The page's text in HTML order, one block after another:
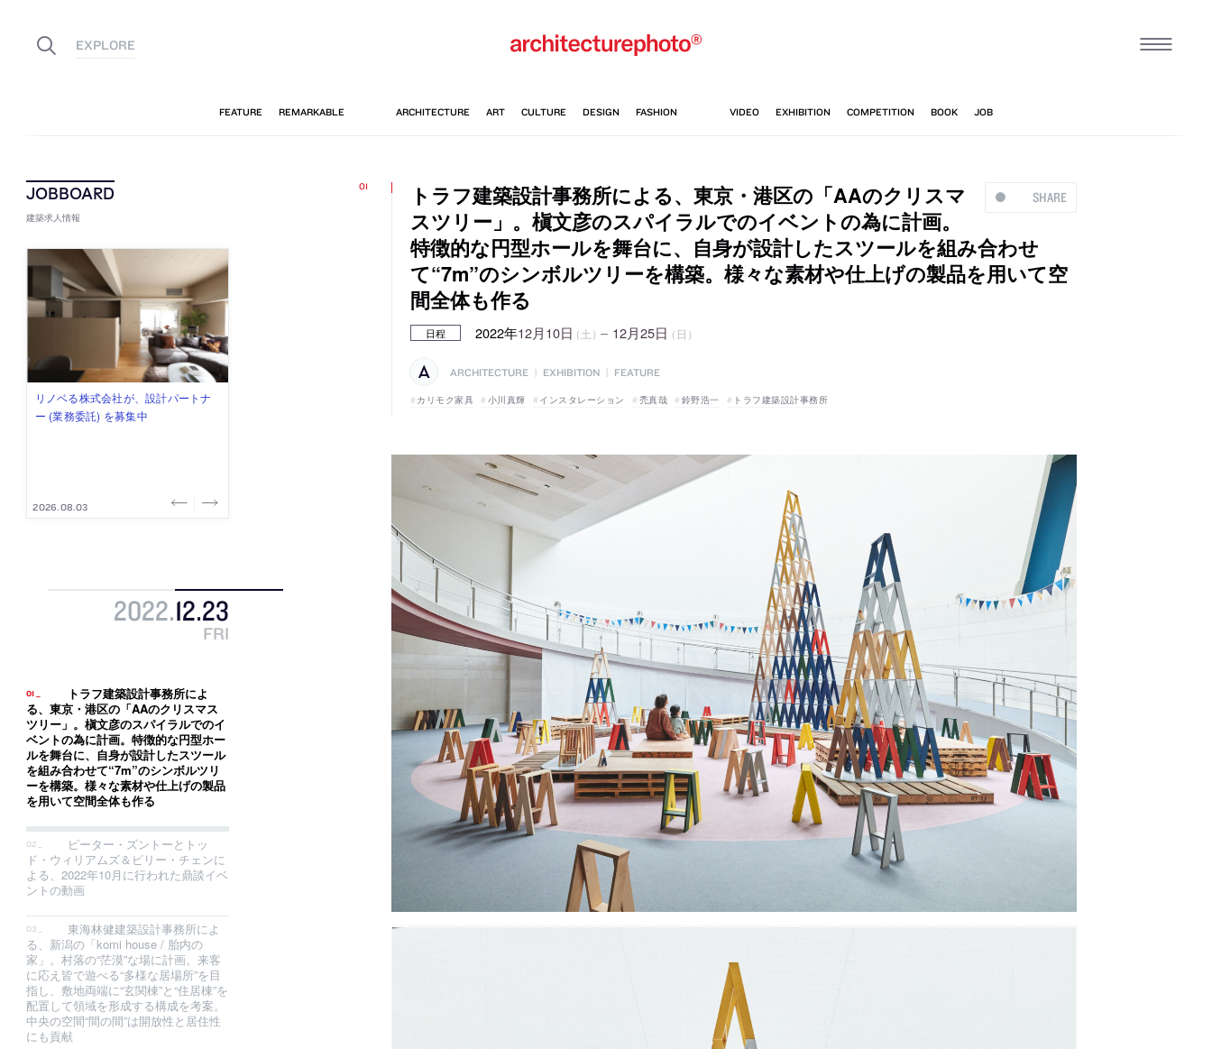
建築求人情報
古民家を軸に全国で“価値循環の仕組
み”を作り、リモートワーク主体の働
2026.08.03
リノベる株式会社が、設計パートナ
ー (業務委託) を募集中
2026.08.03
社会への影響力のある建築を手掛
け、スタッフ同士で助け合う環境づ
2026.07.31
代官山を拠点に活動する「梅澤竜也 /
ALA INC.」が、設計スタッフ・アル
2026.07.30
住宅や共同住宅などを手掛け、“合理
的でシンプルなデザイン”を志向する
2026.07.29
2022.12.23
FRI
トラフ建築設計事務所によ
る、東京・港区の「AAのクリスマス
ツリー」。槇文彦のスパイラルでのイ
ベントの為に計画。特徴的な円型ホー
ルを舞台に、自身が設計したスツール
を組み合わせて“7m”のシンボルツリ
ーを構築。様々な素材や仕上げの製品
を用いて空間全体も作る
ピーター・ズントーとトッ
ド・ウィリアムズ＆ビリー・チェンに
よる、2022年10月に行われた鼎談イベ
ントの動画
東海林健建築設計事務所によ
る、新潟の「komi house / 胎内の
家」。村落の“茫漠”な場に計画。来客
に応え皆で遊べる“多様な居場所”を目
指し、敷地両端に“玄関棟”と“住居棟”を
配置して領域を形成する構成を考案。
中央の空間“間の間”は開放性と居住性
にも貢献
SHARE
トラフ建築設計事務所による、東京・港区の「AAのクリスマ
スツリー」。槇文彦のスパイラルでのイベントの為に計画。
特徴的な円型ホールを舞台に、自身が設計したスツールを組み合わせ
て“7m”のシンボルツリーを構築。様々な素材や仕上げの製品を用いて空
間全体も作る
日程 2022年12月10日（土）– 12月25日（日）
ARCHITECTURE | EXHIBITION | FEATURE
カリモク家具 小川真輝 インスタレーション 禿真哉 鈴野浩一 トラフ建築設計事務所